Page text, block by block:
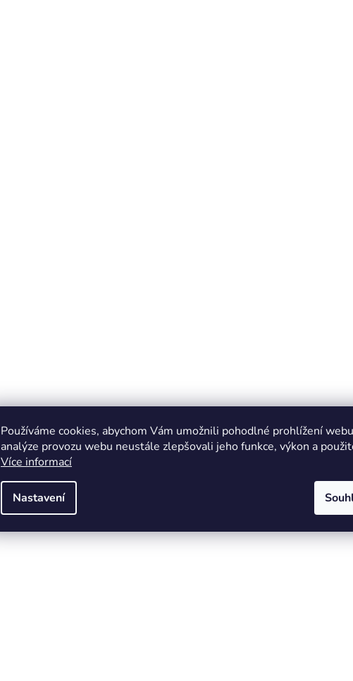
Používáme cookies, abychom Vám umožnili pohodlné prohlížení
analýze provozu webu neustále zlepšovali jeho funkce, výkon a
Více informací
Nastavení